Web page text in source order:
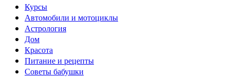
Курсы
Автомобили и мотоциклы
Астрология
Дом
Красота
Питание и рецепты
Советы бабушки